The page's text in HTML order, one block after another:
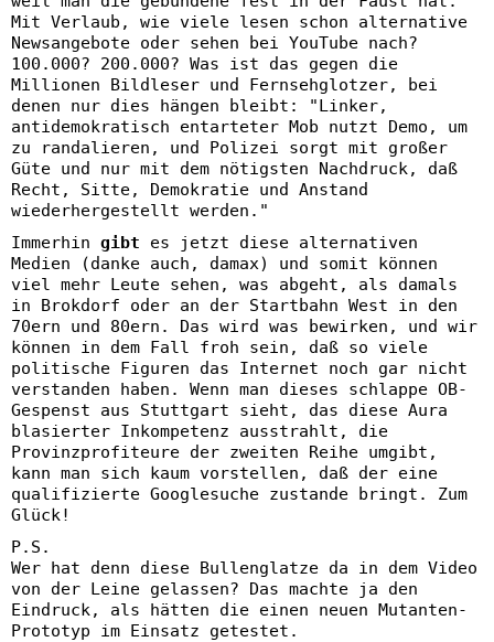
Mit Verlaub, wie viele lesen schon alternative
Newsangebote oder sehen bei YouTube nach?
100.000? 200.000? Was ist das gegen die
Millionen Bildleser und Fernsehglotzer, bei
denen nur dies hängen bleibt: "Linker,
antidemokratisch entarteter Mob nutzt Demo, um
zu randalieren, und Polizei sorgt mit großer
Güte und nur mit dem nötigsten Nachdruck, daß
Recht, Sitte, Demokratie und Anstand
wiederhergestellt werden."
Immerhin gibt es jetzt diese alternativen
Medien (danke auch, damax) und somit können
viel mehr Leute sehen, was abgeht, als damals
in Brokdorf oder an der Startbahn West in den
70ern und 80ern. Das wird was bewirken, und wir
können in dem Fall froh sein, daß so viele
politische Figuren das Internet noch gar nicht
verstanden haben. Wenn man dieses schlappe OB-
Gespenst aus Stuttgart sieht, das diese Aura
blasierter Inkompetenz ausstrahlt, die
Provinzprofiteure der zweiten Reihe umgibt,
kann man sich kaum vorstellen, daß der eine
qualifizierte Googlesuche zustande bringt. Zum
Glück!
P.S.
Wer hat denn diese Bullenglatze da in dem Video
von der Leine gelassen? Das machte ja den
Eindruck, als hätten die einen neuen Mutanten-
Prototyp im Einsatz getestet.